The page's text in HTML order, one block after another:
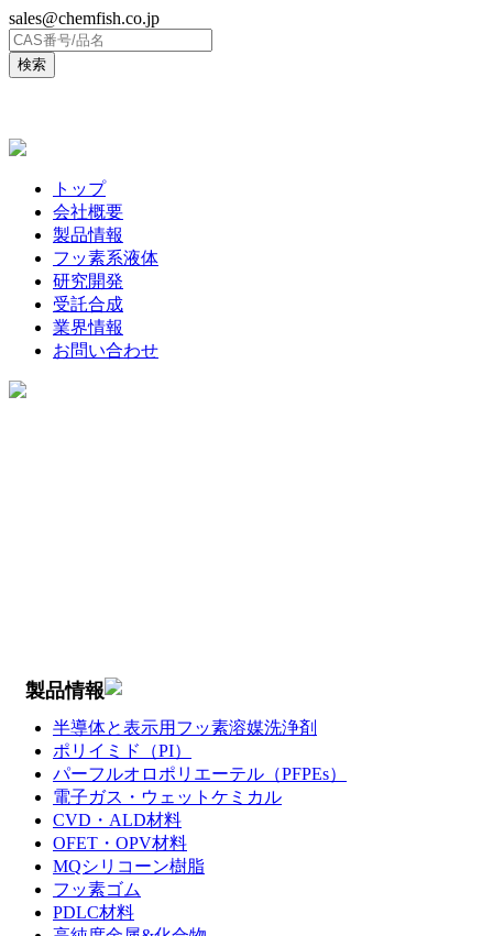
sales@chemfish.co.jp
トップ
会社概要
製品情報
フッ素系液体
研究開発
受託合成
業界情報
お問い合わせ
製品情報
半導体と表示用フッ素溶媒洗浄剤
ポリイミド（PI）
パーフルオロポリエーテル（PFPEs）
電子ガス・ウェットケミカル
CVD・ALD材料
OFET・OPV材料
MQシリコーン樹脂
フッ素ゴム
PDLC材料